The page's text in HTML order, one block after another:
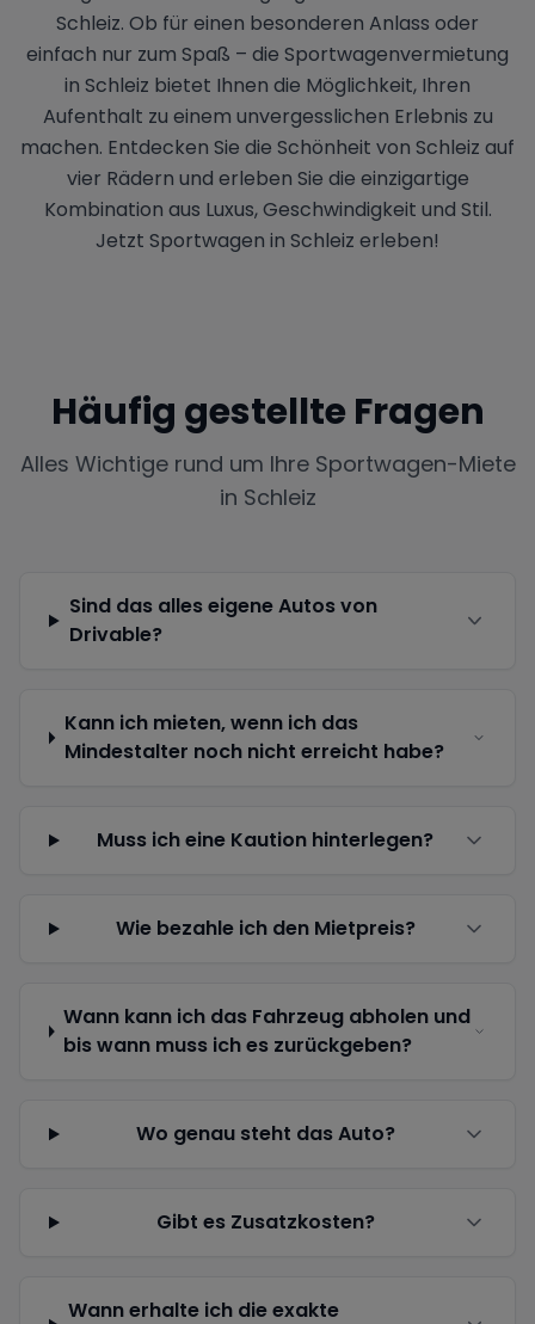
Schleiz. Ob für einen besonderen Anlass oder
einfach nur zum Spaß – die Sportwagenvermietung
in Schleiz bietet Ihnen die Möglichkeit, Ihren
Aufenthalt zu einem unvergesslichen Erlebnis zu
machen. Entdecken Sie die Schönheit von Schleiz auf
vier Rädern und erleben Sie die einzigartige
Kombination aus Luxus, Geschwindigkeit und Stil.
Jetzt Sportwagen in Schleiz erleben!
Häufig gestellte Fragen
Alles Wichtige rund um Ihre Sportwagen-Miete
in Schleiz
Sind das alles eigene Autos von
Drivable?
Kann ich mieten, wenn ich das
Mindestalter noch nicht erreicht habe?
Muss ich eine Kaution hinterlegen?
Wie bezahle ich den Mietpreis?
Wann kann ich das Fahrzeug abholen und
bis wann muss ich es zurückgeben?
Wo genau steht das Auto?
Gibt es Zusatzkosten?
Wann erhalte ich die exakte